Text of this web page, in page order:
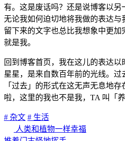
有。这是废话吗？还是说博客以另
无论我如何迫切地将我做的表达与
留下来的文字也总比我想象中更
就是我。
回到博客首页，我在这儿的表达
星星，是来自数百年前的光线。
「过去」的形式在这无声无息地
啦，这里的我也不是我，TA 叫「
# 杂文 # 生活
人类和植物一样幸福